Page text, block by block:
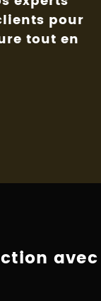
pour
tout en
avec